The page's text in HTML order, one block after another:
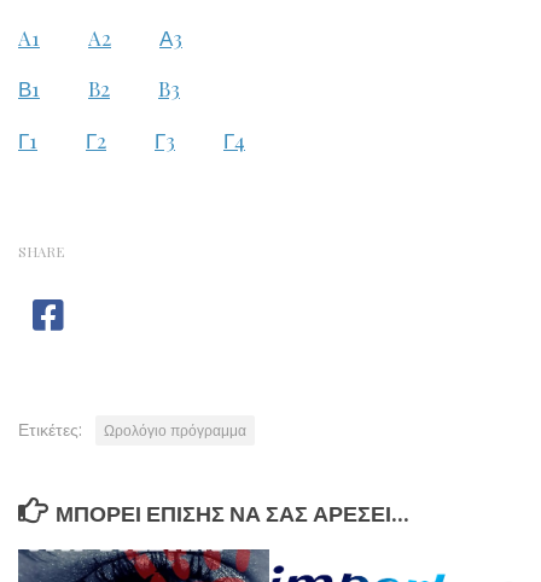
A1
A2
Α3
Β1
B2
B3
Γ1
Γ2 Γ3 Γ4
SHARE
Ετικέτες: Ωρολόγιο πρόγραμμα
ΜΠΟΡΕΊ ΕΠΊΣΗΣ ΝΑ ΣΑΣ ΑΡΈΣΕΙ...